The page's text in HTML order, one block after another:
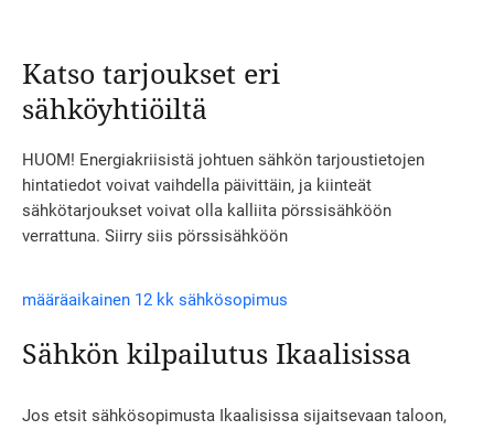
Katso tarjoukset eri
sähköyhtiöiltä
HUOM! Energiakriisistä johtuen sähkön tarjoustietojen
hintatiedot voivat vaihdella päivittäin, ja kiinteät
sähkötarjoukset voivat olla kalliita pörssisähköön
verrattuna. Siirry siis pörssisähköön
määräaikainen 12 kk sähkösopimus
Sähkön kilpailutus Ikaalisissa
Jos etsit sähkösopimusta Ikaalisissa sijaitsevaan taloon,